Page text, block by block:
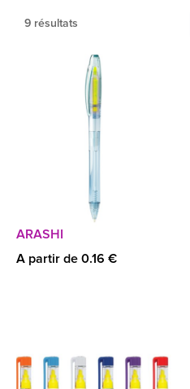
9 résultats
ARASHI
A partir de 0.16 €